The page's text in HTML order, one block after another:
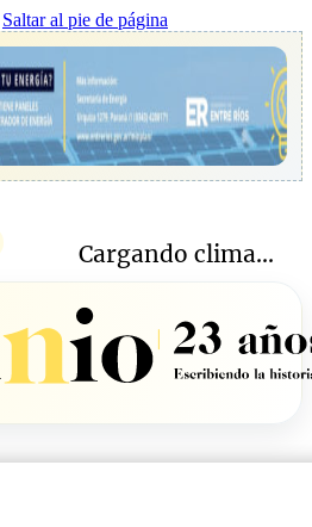
Saltar al pie de página
Cargando clima...